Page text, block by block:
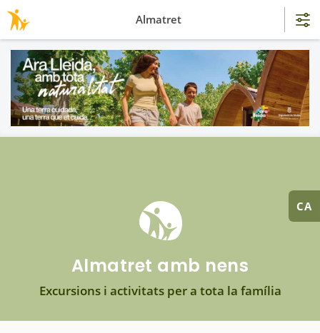
CA
Almatret amb nens
Excursions i activitats per a tota la família
Almatret